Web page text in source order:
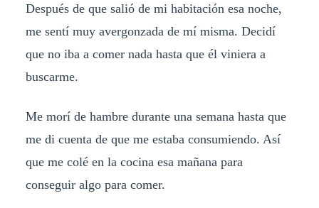
Después de que salió de mi habitación esa noche,
me sentí muy avergonzada de mí misma. Decidí
que no iba a comer nada hasta que él viniera a
buscarme.
Me morí de hambre durante una semana hasta que
me di cuenta de que me estaba consumiendo. Así
que me colé en la cocina esa mañana para
conseguir algo para comer.